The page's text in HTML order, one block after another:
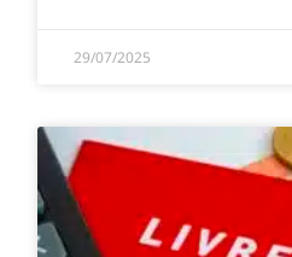
29/07/2025